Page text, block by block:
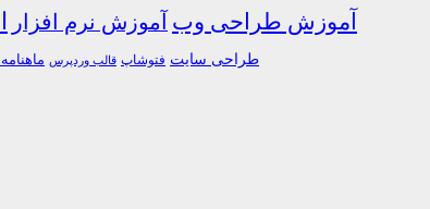
آموزش طراحی وب آموزش نرم افزار
طراحی سایت فتوشاپ قالب وردپرس ماهنامه